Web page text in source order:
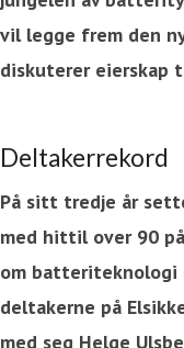
vil legge frem den
diskuterer
Deltakerrekord
På sitt tredje år
med hittil over 90
om
deltakerne på
med seg Helge